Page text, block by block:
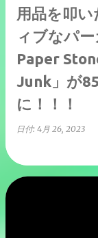
用品を叩
ィブなパ
Paper
Junk」が
に！！！
日付: 4月 26, 2023